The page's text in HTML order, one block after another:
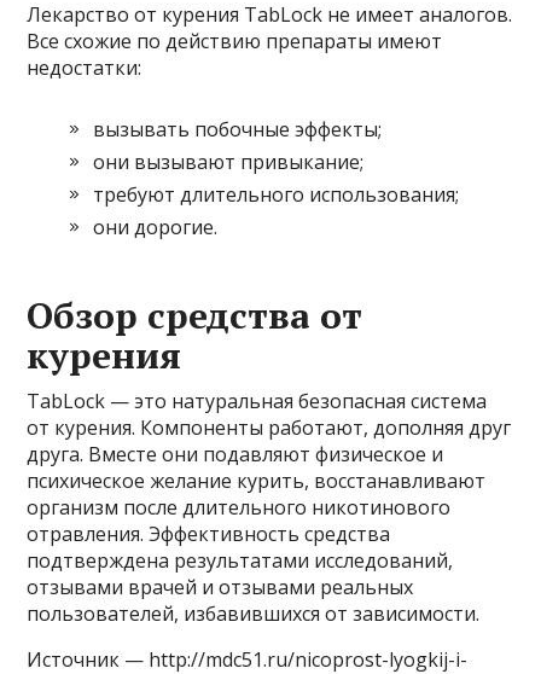
Лекарство от курения TabLock не имеет аналогов.
Все схожие по действию препараты имеют
недостатки:
вызывать побочные эффекты;
они вызывают привыкание;
требуют длительного использования;
они дорогие.
Обзор средства от
курения
TabLock — это натуральная безопасная система
от курения. Компоненты работают, дополняя друг
друга. Вместе они подавляют физическое и
психическое желание курить, восстанавливают
организм после длительного никотинового
отравления. Эффективность средства
подтверждена результатами исследований,
отзывами врачей и отзывами реальных
пользователей, избавившихся от зависимости.
Источник — http://mdc51.ru/nicoprost-lyogkij-i-